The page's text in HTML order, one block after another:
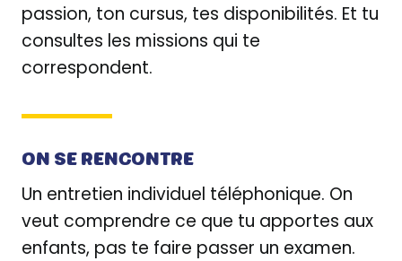
passion, ton cursus, tes disponibilités. Et tu
consultes les missions qui te
correspondent.
ON SE RENCONTRE
Un entretien individuel téléphonique. On
veut comprendre ce que tu apportes aux
enfants, pas te faire passer un examen.